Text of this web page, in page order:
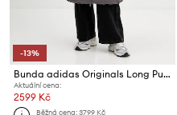
-13%
Bunda adidas Originals Long Puffer
Aktuální cena:
2599 Kč
Běžná cena:3799 Kč